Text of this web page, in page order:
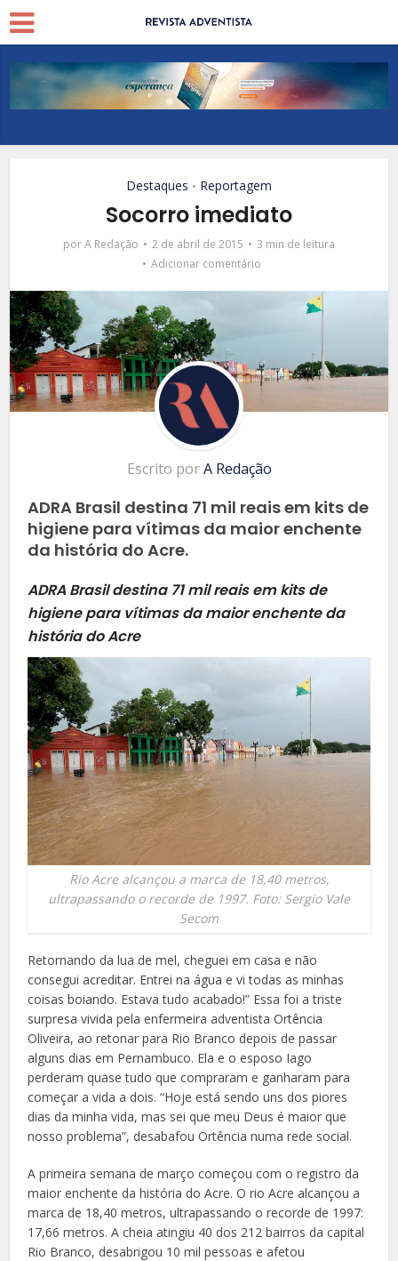
Destaques • Reportagem
Socorro imediato
porA Redação 2 de abril de 2015
3 min de leitura
Adicionar comentário
Escrito porA Redação
ADRA Brasil destina 71 mil reais em kits de
higiene para vítimas da maior enchente
da história do Acre.
ADRA Brasil destina 71 mil reais em kits de
higiene para vítimas da maior enchente da
história do Acre
Rio Acre alcançou a marca de 18,40 metros,
ultrapassando o recorde de 1997. Foto: Sergio Vale
Secom
Retornando da lua de mel, cheguei em casa e não
consegui acreditar. Entrei na água e vi todas as minhas
coisas boiando. Estava tudo acabado!” Essa foi a triste
surpresa vivida pela enfermeira adventista Ortência
Oliveira, ao retonar para Rio Branco depois de passar
alguns dias em Pernambuco. Ela e o esposo Iago
perderam quase tudo que compraram e ganharam para
começar a vida a dois. “Hoje está sendo uns dos piores
dias da minha vida, mas sei que meu Deus é maior que
nosso problema”, desabafou Ortência numa rede social.
A primeira semana de março começou com o registro da
maior enchente da história do Acre. O rio Acre alcançou a
marca de 18,40 metros, ultrapassando o recorde de 1997:
17,66 metros. A cheia atingiu 40 dos 212 bairros da capital
Rio Branco, desabrigou 10 mil pessoas e afetou